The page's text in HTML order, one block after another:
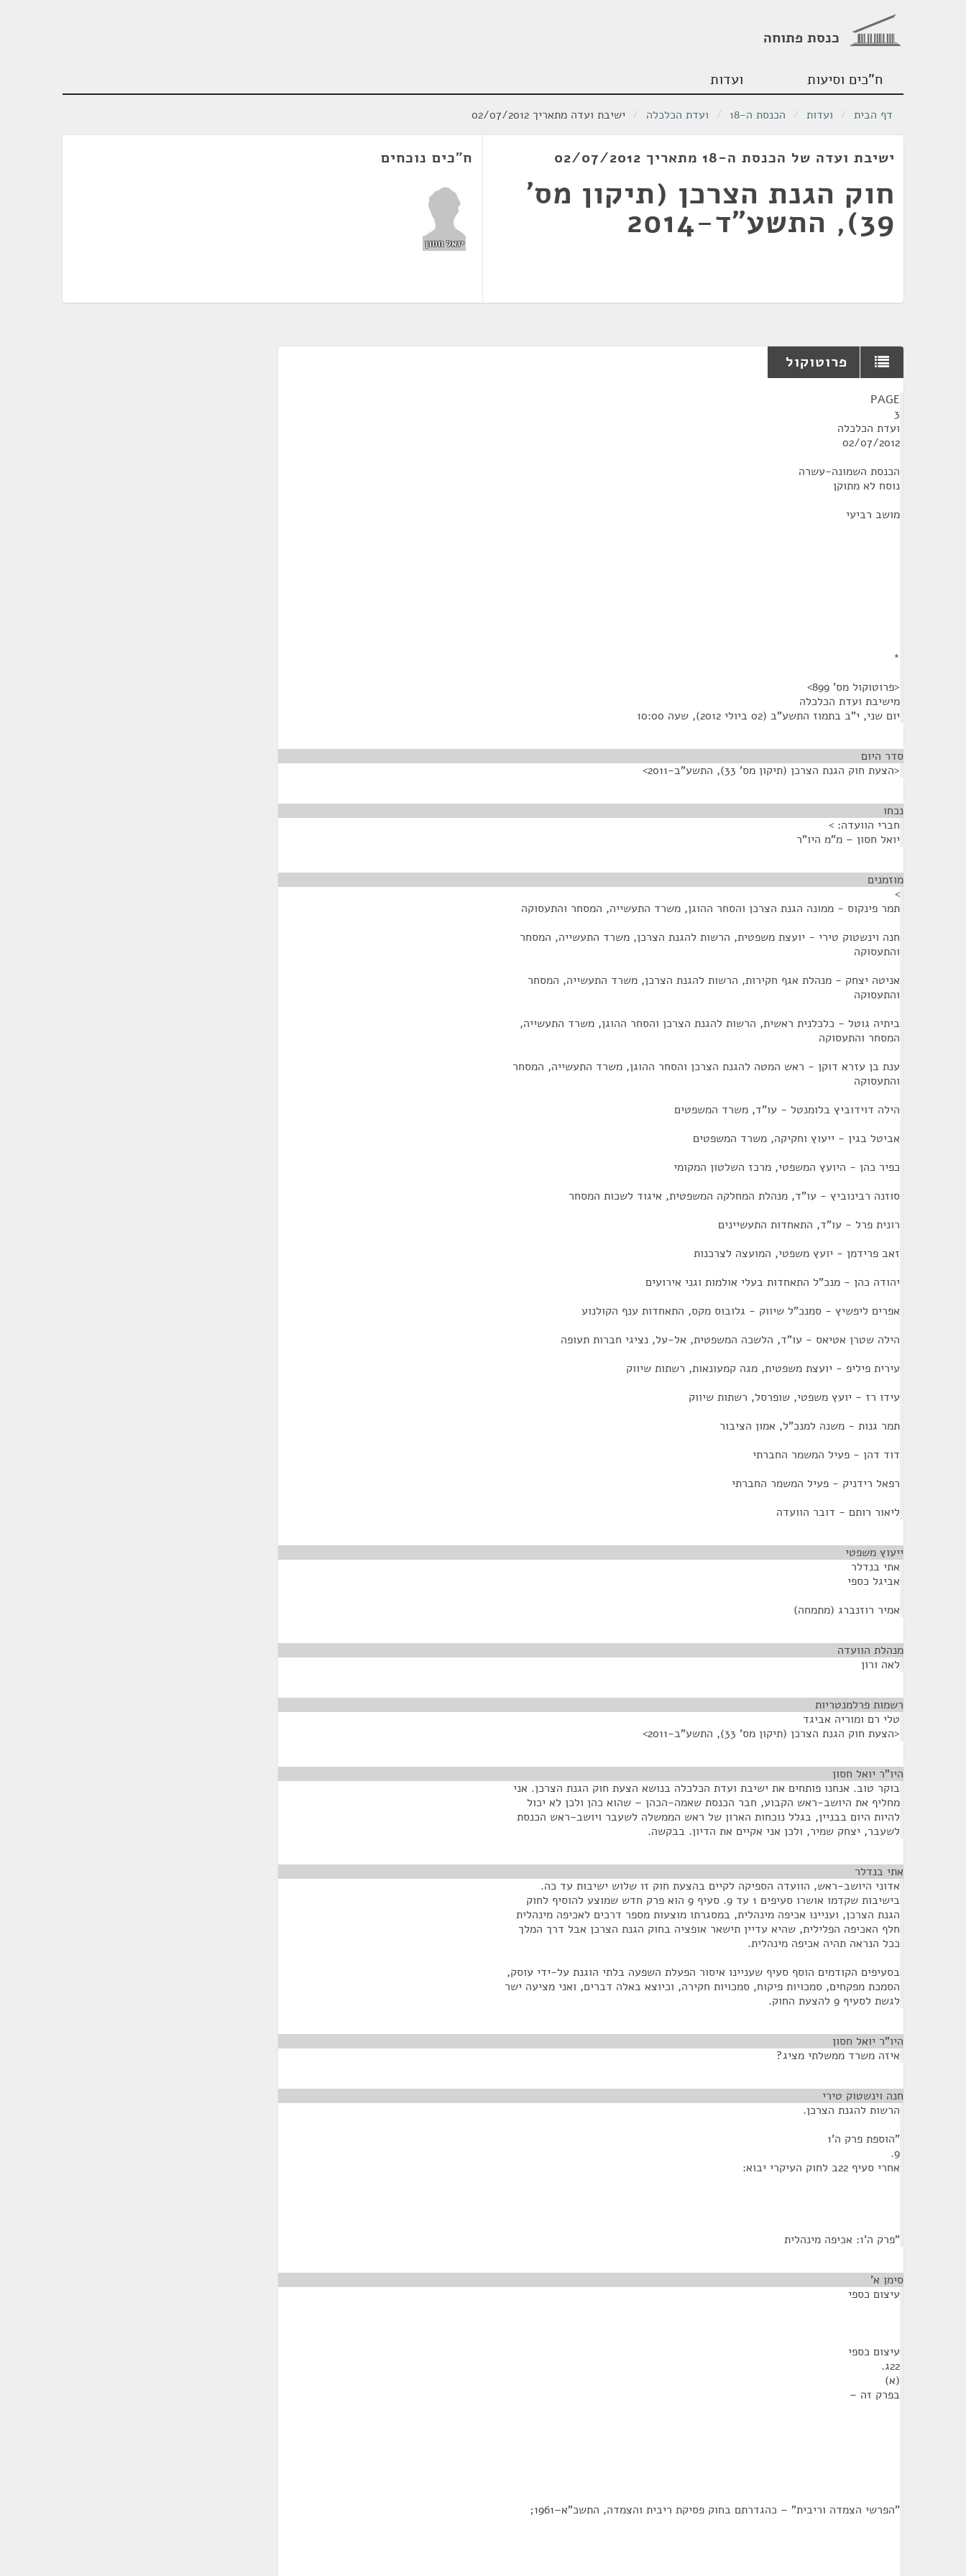
כנסת פתוחה
ח"כים וסיעות ועדות
דף הבית / ועדות / הכנסת ה-18 / ועדת הכלכלה / ישיבת ועדה מתאריך 02/07/2012
ישיבת ועדה של הכנסת ה-18 מתאריך 02/07/2012
חוק הגנת הצרכן (תיקון מס'
39), התשע"ד-2014
ח"כים נוכחים
יואל חסון
פרוטוקול
PAGE
3
ועדת הכלכלה
02/07/2012
הכנסת השמונה-עשרה
נוסח לא מתוקן
מושב רביעי
*
<פרוטוקול מס' 899>
מישיבת ועדת הכלכלה
יום שני, י"ב בתמוז התשע"ב (02 ביולי 2012), שעה 10:00
סדר היום
<הצעת חוק הגנת הצרכן (תיקון מס' 33), התשע"ב-2011>
נכחו
חברי הוועדה: >
יואל חסון – מ"מ היו"ר
מוזמנים
>
תמר פינקוס - ממונה הגנת הצרכן והסחר ההוגן, משרד התעשייה, המסחר והתעסוקה
חנה וינשטוק טירי - יועצת משפטית, הרשות להגנת הצרכן, משרד התעשייה, המסחר
והתעסוקה
אניטה יצחק - מנהלת אגף חקירות, הרשות להגנת הצרכן, משרד התעשייה, המסחר
והתעסוקה
ביתיה גוטל - כלכלנית ראשית, הרשות להגנת הצרכן והסחר ההוגן, משרד התעשייה,
המסחר והתעסוקה
ענת בן עזרא דוקן - ראש המטה להגנת הצרכן והסחר ההוגן, משרד התעשייה, המסחר
והתעסוקה
הילה דוידוביץ בלומנטל - עו"ד, משרד המשפטים
אביטל בגין - ייעוץ וחקיקה, משרד המשפטים
כפיר כהן - היועץ המשפטי, מרכז השלטון המקומי
סוזנה רבינוביץ - עו"ד, מנהלת המחלקה המשפטית, איגוד לשכות המסחר
רונית פרל - עו"ד, התאחדות התעשיינים
זאב פרידמן - יועץ משפטי, המועצה לצרכנות
יהודה כהן - מנכ"ל התאחדות בעלי אולמות וגני אירועים
אפרים ליפשיץ - סמנכ"ל שיווק - גלובוס מקס, התאחדות ענף הקולנוע
הילה שטרן אטיאס - עו"ד, הלשכה המשפטית, אל-על, נציגי חברות תעופה
עירית פיליפ - יועצת משפטית, מגה קמעונאות, רשתות שיווק
עידו רז - יועץ משפטי, שופרסל, רשתות שיווק
תמר גנות - משנה למנכ"ל, אמון הציבור
דוד דהן - פעיל המשמר החברתי
רפאל רידניק - פעיל המשמר החברתי
ליאור רותם - דובר הוועדה
ייעוץ משפטי
אתי בנדלר
אביגל כספי
אמיר רוזנברג (מתמחה)
מנהלת הוועדה
לאה ורון
רשמות פרלמנטריות
טלי רם ומוריה אביגד
<הצעת חוק הגנת הצרכן (תיקון מס' 33), התשע"ב-2011>
היו"ר יואל חסון
בוקר טוב. אנחנו פותחים את ישיבת ועדת הכלכלה בנושא הצעת חוק הגנת הצרכן. אני
מחליף את היושב-ראש הקבוע, חבר הכנסת שאמה-הכהן – שהוא כהן ולכן לא יכול
להיות היום בבניין, בגלל נוכחות הארון של ראש הממשלה לשעבר ויושב-ראש הכנסת
לשעבר, יצחק שמיר, ולכן אני אקיים את הדיון. בבקשה.
אתי בנדלר
אדוני היושב-ראש, הוועדה הספיקה לקיים בהצעת חוק זו שלוש ישיבות עד כה.
בישיבות שקדמו אושרו סעיפים 1 עד 9. סעיף 9 הוא פרק חדש שמוצע להוסיף לחוק
הגנת הצרכן, ועניינו אכיפה מינהלית, במסגרתו מוצעות מספר דרכים לאכיפה מינהלית
חלף האכיפה הפלילית, שהיא עדיין תישאר אופציה בחוק הגנת הצרכן אבל דרך המלך
ככל הנראה תהיה אכיפה מינהלית.
בסעיפים הקודמים הוסף סעיף שעניינו איסור הפעלת השפעה בלתי הוגנת על-ידי עוסק,
הסמכת מפקחים, סמכויות פיקוח, סמכויות חקירה, וכיוצא באלה דברים, ואני מציעה ישר
לגשת לסעיף 9 להצעת החוק.
היו"ר יואל חסון
איזה משרד ממשלתי מציג?
חנה וינשטוק טירי
הרשות להגנת הצרכן.
"הוספת פרק ה'1
9.
אחרי סעיף 22ב לחוק העיקרי יבוא:
"פרק ה'1: אכיפה מינהלית
סימן א'
עיצום כספי
עיצום כספי
22ג.
(א)
בפרק זה –
"הפרשי הצמדה וריבית" – כהגדרתם בחוק פסיקת ריבית והצמדה, התשכ"א–1961‏;